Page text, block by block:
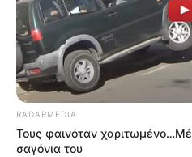
RADARMEDIA
Τους φαινόταν
σαγόνια του